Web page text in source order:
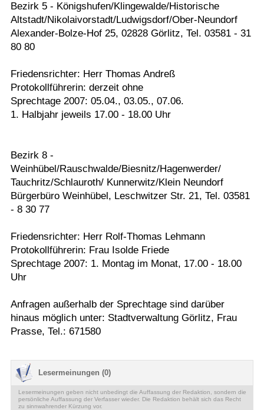
Bezirk 5 - Königshufen/Klingewalde/Historische
Altstadt/Nikolaivorstadt/Ludwigsdorf/Ober-Neundorf
Alexander-Bolze-Hof 25, 02828 Görlitz, Tel. 03581 - 31
80 80
Friedensrichter: Herr Thomas Andreß
Protokollführerin: derzeit ohne
Sprechtage 2007: 05.04., 03.05., 07.06.
1. Halbjahr jeweils 17.00 - 18.00 Uhr
Bezirk 8 -
Weinhübel/Rauschwalde/Biesnitz/Hagenwerder/
Tauchritz/Schlauroth/ Kunnerwitz/Klein Neundorf
Bürgerbüro Weinhübel, Leschwitzer Str. 21, Tel. 03581
- 8 30 77
Friedensrichter: Herr Rolf-Thomas Lehmann
Protokollführerin: Frau Isolde Friede
Sprechtage 2007: 1. Montag im Monat, 17.00 - 18.00
Uhr
Anfragen außerhalb der Sprechtage sind darüber
hinaus möglich unter: Stadtverwaltung Görlitz, Frau
Prasse, Tel.: 671580
Lesermeinungen (0)
Lesermeinungen geben nicht unbedingt die Auffassung der Redaktion, sondern die
persönliche Auffassung der Verfasser wieder. Die Redaktion behält sich das Recht
zu sinnwahrender Kürzung vor.